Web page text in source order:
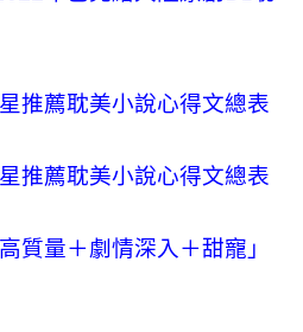
推薦耽美小說心得文總表
推薦耽美小說心得文總表
質量＋劇情深入＋甜寵」